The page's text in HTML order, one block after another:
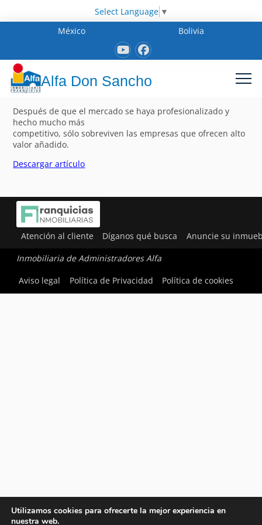
Select Language ▼
México
Bolivia
Alfa Don Sancho
Después de que el mercado se haya profesionalizado y
hecho mucho más
competitivo, sólo sobreviven las empresas que ofrecen alto
valor añadido.
Descargar artículo
Atención al cliente Díganos qué busca Anuncie su
Inmobiliaria de Administradores Alfa
Aviso legal
Política de Privacidad Política de cookies
Utilizamos cookies para ofrecerte la mejor experiencia en
nuestra web.